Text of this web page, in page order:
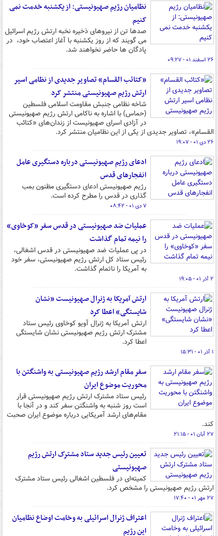
نظامیان رژیم صهیونیستی: از یکشنبه خدمت نمی
کنیم
صدها تن از نیروهای ذخیره نخبه ارتش رژیم اسرائیل
می گویند که از روز یکشنبه با آغاز اعتصاب خود، در
پادگان ها حاضر نخواهند شد.
۲۶ اسفند ۰۱ - ۰۹:۲۷
«کتائب القسام» تصاویر جدیدی از نظامی اسیر
ارتش رژیم صهیونیستی منتشر کرد
شاخه نظامی جنبش مقاومت اسلامی فلسطین
(حماس) با اشاره به ناکامی ارتش رژیم صهیونیستی
در آزادی اسرای صهیونیست از زندان‌های «کتائب
القسام»، تصاویر جدیدی از یکی از این نظامیان منتشر کرد.
۲۶ دی ۰۱ - ۱۹:۰۷
ادعای رژیم صهیونیستی درباره دستگیری عامل
انفجارهای قدس
رژیم صهیونیستی ادعای دستگیری مظنون بمب
گذاری در قدس را مطرح کرده است.
۷ دی ۰۱ - ۰۸:۴۲
عملیات ضد صهیونیستی در قدس سفر «کوخاوی»
را نیمه تمام گذاشت
در پی عملیات ضد صهیونیستی در قدس اشغالی،
رئیس ستاد کل ارتش رژیم صهیونیستی، سفر خود
به آمریکا را ناتمام گذاشت.
۲ آذر ۰۱ - ۱۹:۰۵
ارتش آمریکا به ژنرال صهیونیست «نشان
شایستگی» اعطا کرد
ارتش آمریکا به ژنرال آویو کوخاوی رئیس ستاد
مشترک ارتش رژیم صهیونیستی نشان شایستگی
اعطا کرد.
۱ آذر ۰۱ - ۱۵:۳۱
سفر مقام ارشد رژیم صهیونیستی به واشنگتن با
محوریت موضوع ایران
رئیس ستاد مشترک ارتش رژیم صهیونیستی قرار
است روز شنبه به واشنگتن سفر کند و در آنجا با
مقام‌های ارشد آمریکایی درباره موضوع ایران صحبت
کند.
۲۷ آبان ۰۱ - ۲۱:۱۵
تعیین رئیس جدید ستاد مشترک ارتش رژیم
صهیونیستی
کمیته‌ای در فلسطین اشغالی رئیس ستاد مشترک
ارتش رژیم صهیونیستی را مشخص کرد.
۲۷ مهر ۰۱ - ۱۷:۴۰
اعتراف ژنرال اسرائیلی به وخامت اوضاع نظامیان
این رژیم